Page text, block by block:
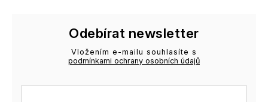
Odebírat newsletter
Vložením e-mailu souhlasíte s
podmínkami ochrany osobních údajů